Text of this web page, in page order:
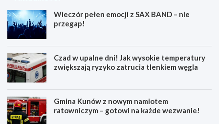
Wieczór pełen emocji z SAX BAND – nie
przegap!
Czad w upalne dni! Jak wysokie temperatury
zwiększają ryzyko zatrucia tlenkiem węgla
Gmina Kunów z nowym namiotem
ratowniczym – gotowi na każde wezwanie!